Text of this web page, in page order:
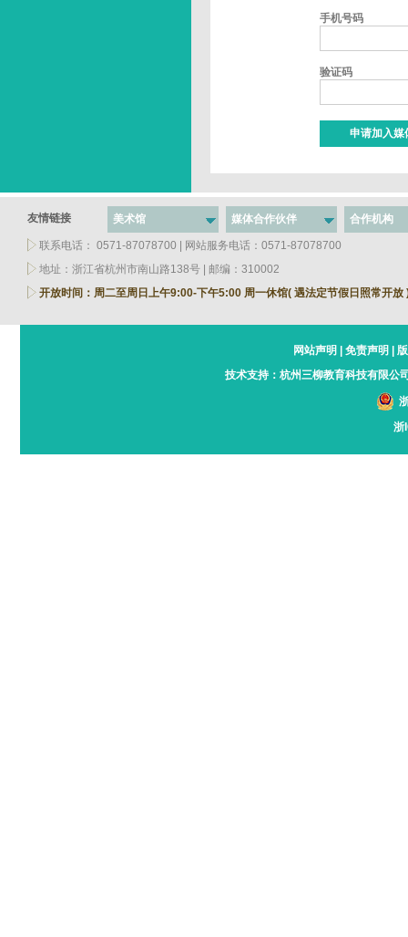
手机号码
验证码
友情链接 美术馆 媒体合作伙伴 合作机构
联系电话： 0571-87078700 | 网站服务电话：0571-87078700
地址：浙江省杭州市南山路138号 | 邮编：310002
开放时间：周二至周日上午9:00-下午5:00 周一休馆( 遇法定节假日照常开放
网站声明 免责声明
技术支持： 杭州三柳教育科技有限公
浙